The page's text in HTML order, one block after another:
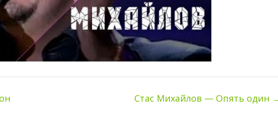
Стас Михайлов — Опять один